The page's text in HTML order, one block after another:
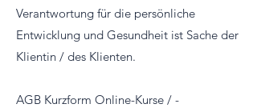
Verantwortung für die persönliche
Entwicklung und Gesundheit ist Sache der
Klientin / des Klienten.
AGB Kurzform Online-Kurse / -